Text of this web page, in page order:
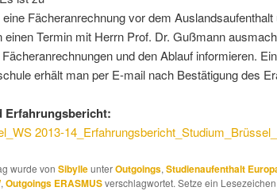
Fächeranrechnung vor dem
einen Termin mit Herrn Prof. Dr. Gußmann
und den Ablauf informieren.
erhält man per E-mail nach Bestätigung des
Erfahrungsbericht:
2013-
wurde von SibylleunterOutgoings, Studienaufenthalt
, Outgoings ERASMUSverschlagwortet. Setze ein